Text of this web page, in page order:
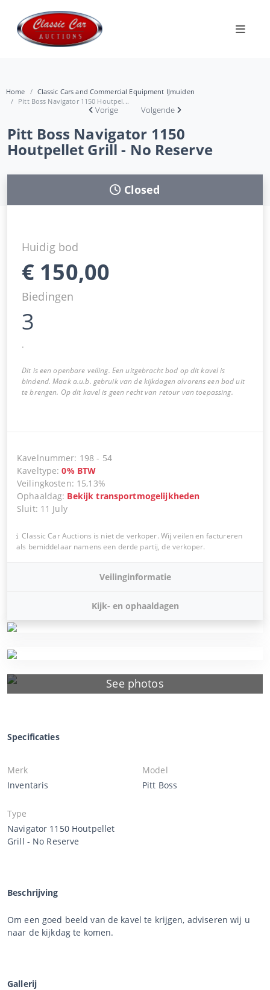
Home
Classic Cars and Commercial Equipment IJmuiden
Pitt Boss Navigator 1150 Houtpel...
Vorige Volgende
Pitt Boss Navigator 1150
Houtpellet Grill - No Reserve
See photos
Closed
Huidig bod
€ 150,00
Biedingen
3
.
Dit is een openbare veiling. Een uitgebracht bod op dit kavel is
bindend. Maak a.u.b. gebruik van de kijkdagen alvorens een bod uit
te brengen. Op dit kavel is geen recht van retour van toepassing.
Kavelnummer: 198 - 54
Kaveltype:0% BTW
Veilingkosten: 15,13%
Ophaaldag: Bekijk transportmogelijkheden
Sluit: 11 July
Classic Car Auctions is niet de verkoper. Wij veilen en factureren
als bemiddelaar namens een derde partij, de verkoper.
Veilinginformatie
Kijk- en ophaaldagen
Specificaties
Merk
Inventaris
Model
Pitt Boss
Type
Navigator 1150 Houtpellet
Grill - No Reserve
Beschrijving
Om een goed beeld van de kavel te krijgen, adviseren wij u
naar de kijkdag te komen.
Gallerij